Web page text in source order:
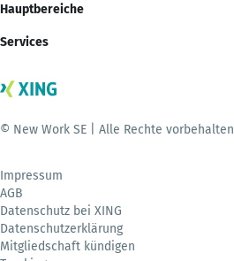
Hauptbereiche
Services
© New Work SE | Alle Rechte vorbehalten
Impressum
AGB
Datenschutz bei XING
Datenschutzerklärung
Mitgliedschaft kündigen